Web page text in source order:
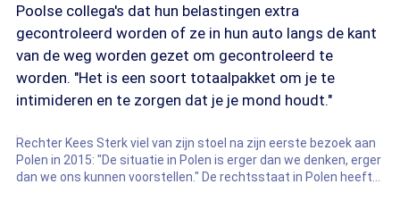
Poolse collega's dat hun belastingen extra
gecontroleerd worden of ze in hun auto langs de kant
van de weg worden gezet om gecontroleerd te
worden. "Het is een soort totaalpakket om je te
intimideren en te zorgen dat je je mond houdt."
Rechter Kees Sterk viel van zijn stoel na zijn eerste bezoek aan
Polen in 2015: "De situatie in Polen is erger dan we denken, erger
dan we ons kunnen voorstellen." De rechtsstaat in Polen heeft